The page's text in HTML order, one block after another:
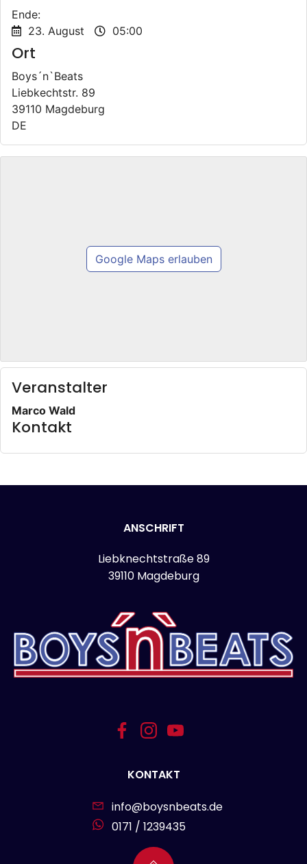
Ende:
23. August
05:00
Ort
Boys´n`Beats
Liebkechtstr. 89
39110 Magdeburg
DE
Google Maps erlauben
Veranstalter
Marco Wald
Kontakt
ANSCHRIFT
Liebknechtstraße 89
39110 Magdeburg
KONTAKT
info@boysnbeats.de
0171 / 1239435